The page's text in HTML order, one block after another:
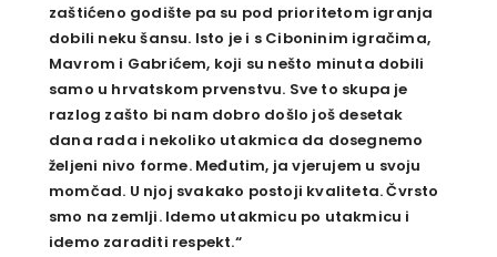
zaštićeno godište pa su pod prioritetom igranja
dobili neku šansu. Isto je i s Ciboninim igračima,
Mavrom i Gabrićem, koji su nešto minuta dobili
samo u hrvatskom prvenstvu. Sve to skupa je
razlog zašto bi nam dobro došlo još desetak
dana rada i nekoliko utakmica da dosegnemo
željeni nivo forme. Međutim, ja vjerujem u svoju
momčad. U njoj svakako postoji kvaliteta. Čvrsto
smo na zemlji. Idemo utakmicu po utakmicu i
idemo zaraditi respekt.“